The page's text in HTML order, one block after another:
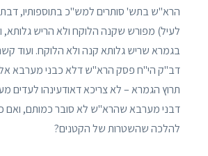
הרא"ש בתש' סותרים למש"כ בתוספותיו,
לעיל) מפורש שקנה הלוקח ולא הריש גלותא,
בגמרא שריש גלותא קנה ולא הלוקח. ועוד
דב"ק הי"ח פסק הרא"ש דלא כבני מערבא אלא
תרוץ הגמרא – לא צריכא דאודעינהו לעדים
דבני מערבא שהרא"ש לא סובר כמותם, ואם
להלכה שהשטרות של הקטנים?